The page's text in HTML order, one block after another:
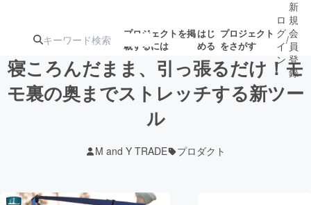
プロジェクトを掲
載するには
はじ
める
プロジェクト
をさがす
注目の新着プロ
ロ
グ
イ
ン
/
新
規
会
員
登
録
寝ころんだまま、引っ張るだけ！モ
モ裏の奥までストレッチする新ツー
ル
M and Y TRADE プロダクト